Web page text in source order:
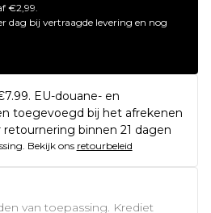
€2,99.
dag bij vertraagde levering en nog
EU-douane- en
toegevoegd bij het afrekenen
binnen 21 dagen
Bekijk ons retourbeleid
van toepassing. Krediet